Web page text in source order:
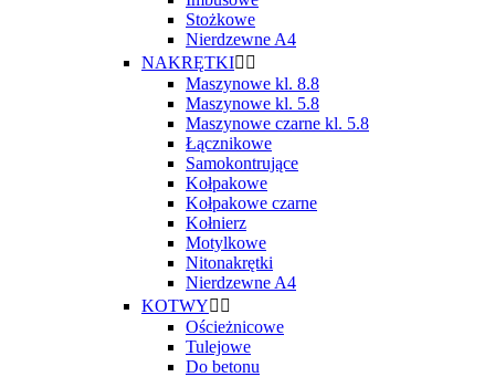
Stożkowe
Nierdzewne A4
NAKRĘTKI 
Maszynowe kl. 8.8
Maszynowe kl. 5.8
Maszynowe czarne kl. 5.8
Łącznikowe
Samokontrujące
Kołpakowe
Kołpakowe czarne
Kołnierz
Motylkowe
Nitonakrętki
Nierdzewne A4
KOTWY 
Ościeżnicowe
Tulejowe
Do betonu